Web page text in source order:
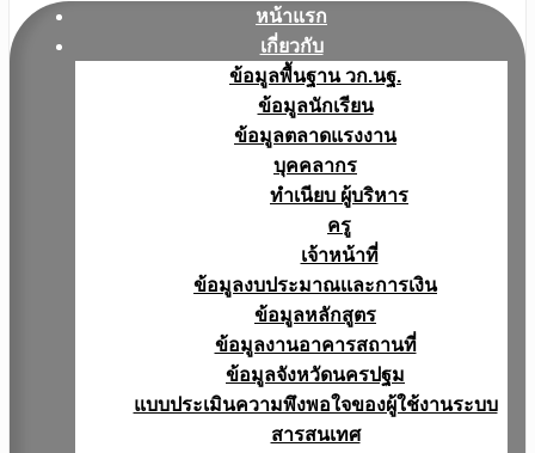
หน้าแรก
เกี่ยวกับ
ข้อมูลพื้นฐาน วก.นฐ.
ข้อมูลนักเรียน
ข้อมูลตลาดแรงงาน
บุคคลากร
ทำเนียบ ผู้บริหาร
ครู
เจ้าหน้าที่
ข้อมูลงบประมาณเเละการเงิน
ข้อมูลหลักสูตร
ข้อมูลงานอาคารสถานที่
ข้อมูลจังหวัดนครปฐม
แบบประเมินความพึงพอใจของผู้ใช้งานระบบ
สารสนเทศ